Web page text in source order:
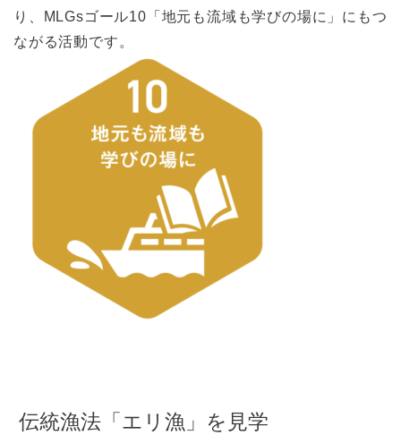
り、MLGsゴール10「地元も流域も学びの場に」にもつ
ながる活動です。
伝統漁法「エリ漁」を見学